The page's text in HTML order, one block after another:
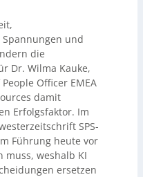
und
die
Dr. Wilma Kauke,
Officer EMEA
damit
Erfolgsfaktor. Im
SPS-
Führung heute vor
weshalb KI
ersetzen